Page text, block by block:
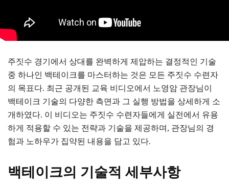
주짓수 경기에서 상대를 완벽하게 제압하는 결정적인 기술
중 하나인 백테이크를 마스터하는 것은 모든 주짓수 수련자
의 목표다. 최근 공개된 교육 비디오에서 노영암 관장님이
백테이크 기술의 다양한 측면과 그 실행 방법을 상세하게 소
개하였다. 이 비디오는 주짓수 수련자들에게 실전에서 유용
하게 적용할 수 있는 전략과 기술을 제공하며, 관장님의 경
험과 노하우가 집약된 내용을 담고 있다.
백테이크의 기술적 세부사항